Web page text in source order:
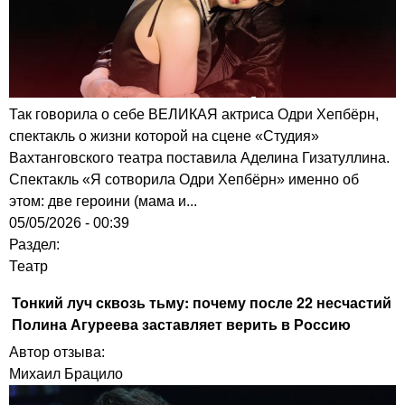
Так говорила о себе ВЕЛИКАЯ актриса Одри Хепбёрн,
спектакль о жизни которой на сцене «Студия»
Вахтанговского театра поставила Аделина Гизатуллина.
Спектакль «Я сотворила Одри Хепбёрн» именно об
этом: две героини (мама и...
05/05/2026 - 00:39
Раздел:
Театр
Тонкий луч сквозь тьму: почему после 22 несчастий
Полина Агуреева заставляет верить в Россию
Автор отзыва:
Михаил Брацило